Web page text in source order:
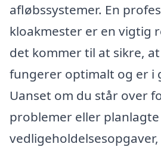
afløbssystemer. En
kloakmester er en vigtig
det kommer til at sikre,
fungerer optimalt og er i
Uanset om du står over
problemer eller planlagte